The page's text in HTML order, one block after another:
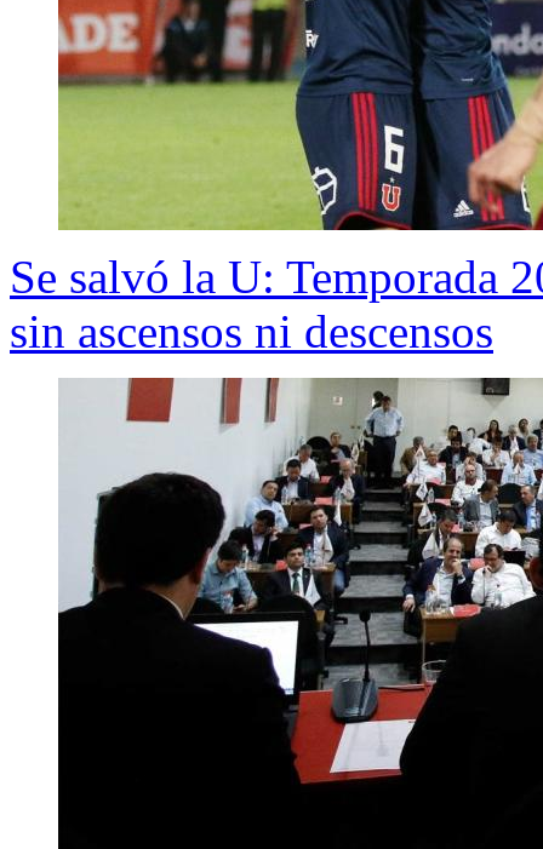
Se salvó la U: Temporada
sin ascensos ni descensos